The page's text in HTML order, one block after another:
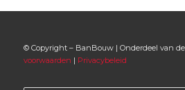
© Copyright – BanBouw | Onderdeel van de
voorwaarden | Privacybeleid